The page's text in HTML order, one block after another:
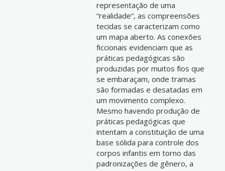
representação de uma
“realidade”, as compreensões
tecidas se caracterizam como
um mapa aberto. As conexões
ficcionais evidenciam que as
práticas pedagógicas são
produzidas por muitos fios que
se embaraçam, onde tramas
são formadas e desatadas em
um movimento complexo.
Mesmo havendo produção de
práticas pedagógicas que
intentam a constituição de uma
base sólida para controle dos
corpos infantis em torno das
padronizações de gênero, a